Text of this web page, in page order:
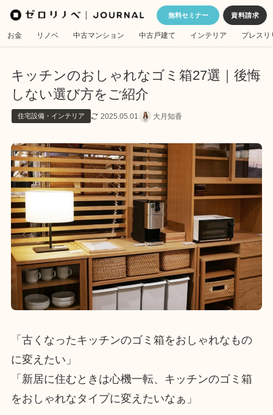
無料セミナー
お金 リノベ 中古マンション 中古戸建て インテリア プレスリ
キッチンのおしゃれなゴミ箱27選｜後悔
しない選び方をご紹介
住宅設備・インテリア 2025.05.01 大月知香
「古くなったキッチンのゴミ箱をおしゃれなもの
に変えたい」
「新居に住むときは心機一転、キッチンのゴミ箱
をおしゃれなタイプに変えたいなぁ」